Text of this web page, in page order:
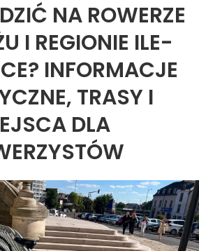
NA ROWERZE
I REGIONIE ILE-
INFORMACJE
TRASY I
DLA